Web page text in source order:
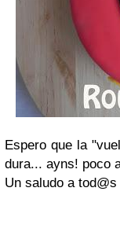
Espero que la
dura... ayns! poco
Un saludo a